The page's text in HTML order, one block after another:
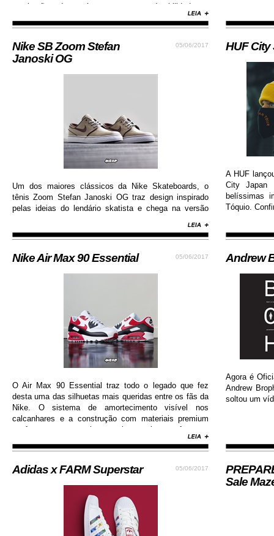
respiração dos pés e garante durabilidade e
05/06/2017
Nike SB Zoom Stefan
Janoski OG
Um dos maiores clássicos da Nike Skateboards, o
tênis Zoom Stefan Janoski OG traz design inspirado
pelas ideias do lendário skatista e chega na versão
de solado de borracha que permite maior aderência.
05/06/2017
Nike Air Max 90 Essential
O Air Max 90 Essential traz todo o legado que fez
desta uma das silhuetas mais queridas entre os fãs da
Nike. O sistema de amortecimento visível nos
calcanhares e a construção com materiais premium
conferem ao sneaker muito mais conforto e
durabilidade, além de contar com colorway estilosa e
moderna...
05/06/2017
Adidas x FARM Superstar
HUF City
A HUF
City Japan
belíssimas
Tóquio.
Andrew
Agora é
Andrew
soltou um
Sale